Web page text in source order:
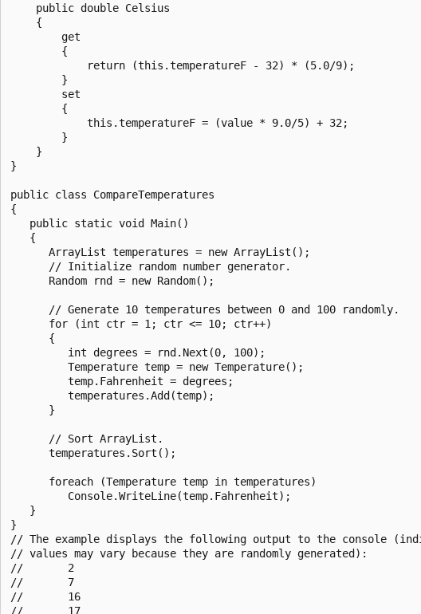
    public double Celsius
    {
        get
        {
            return (this.temperatureF - 32) * (5.0/9);
        }
        set
        {
            this.temperatureF = (value * 9.0/5) + 32;
        }
    }
}
public class CompareTemperatures
{
   public static void Main()
   {
      ArrayList temperatures = new ArrayList();
      // Initialize random number generator.
      Random rnd = new Random();
      // Generate 10 temperatures between 0 and 100 randomly.
      for (int ctr = 1; ctr <= 10; ctr++)
      {
         int degrees = rnd.Next(0, 100);
         Temperature temp = new Temperature();
         temp.Fahrenheit = degrees;
         temperatures.Add(temp);
      }
      // Sort ArrayList.
      temperatures.Sort();
      foreach (Temperature temp in temperatures)
         Console.WriteLine(temp.Fahrenheit);
   }
}
// The example displays the following output to the console
// values may vary because they are randomly generated):
//       2
//       7
//       16
//       17